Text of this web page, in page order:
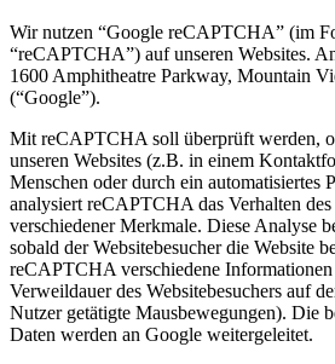
Wir nutzen “Google reCAPTCHA” (im
“reCAPTCHA”) auf unseren Websites.
1600 Amphitheatre Parkway, Mountain
(“Google”).
Mit reCAPTCHA soll überprüft werden,
unseren Websites (z.B. in einem
Menschen oder durch ein automatisiertes
analysiert reCAPTCHA das Verhalten des
verschiedener Merkmale. Diese Analyse
sobald der Websitebesucher die Website
reCAPTCHA verschiedene
Verweildauer des Websitebesuchers auf
Nutzer getätigte Mausbewegungen). Die
Daten werden an Google weitergeleitet.